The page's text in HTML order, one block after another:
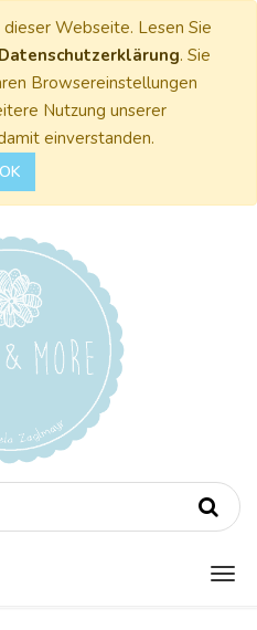
Webseite. Lesen Sie
Datenschutzerklärung. Sie
Browsereinstellungen
Nutzung unserer
einverstanden.
OK